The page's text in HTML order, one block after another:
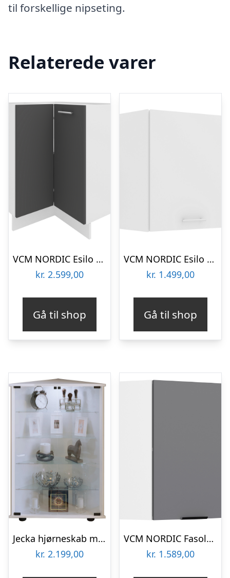
til forskellige nipseting.
Relaterede varer
VCM NORDIC Esilo køkken hjørneskab, m. 1 låge og 1 hylde – hvid og antracitgrå træ
kr. 2.599,00
Gå til shop
VCM NORDIC Esilo 57 køkken hjørneskab, m. 1 låge og 1 hylde – hvid træ
kr. 1.499,00
Gå til shop
Jecka hjørneskab med LED, m 2 låger og 4 hylder – glas og hvid træ
kr. 2.199,00
VCM NORDIC Fasola køkken hjørnevægskab, m. 1 låge og 1 hylde – antracitgrå/hvid træ (B:57)
kr. 1.589,00